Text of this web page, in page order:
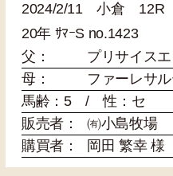
2024/2/11 小倉 12R
20年 ｻﾏｰS no.1423
父：
プリサイス
母：
ファーレサル
馬齢：5 / 性：セ
販売者：
㈲小島牧場
購買者：
岡田 繁幸 様